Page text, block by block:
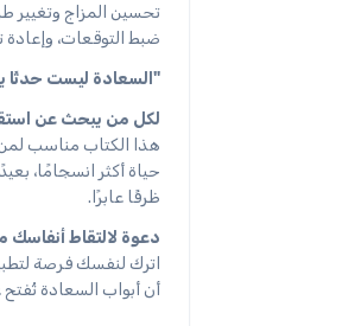
تحسين المزاج وتغيير
ضبط التوقعات، وإعادة
"السعادة ليست حدثًا
لكل من يبحث عن
هذا الكتاب مناسب
حياة أكثر انسجامًا،
ظرفًا عابرًا.
دعوة لالتقاط
اترك لنفسك فرصة
أن أبواب السعادة